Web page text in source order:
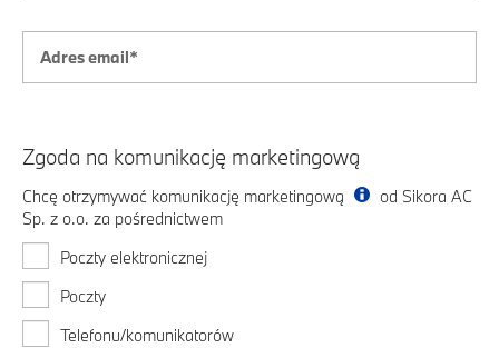
Zgoda na komunikację marketingową
Chcę otrzymywać komunikację marketingową
od Sikora AC
Sp. z o.o. za pośrednictwem
Poczty elektronicznej
Poczty
Telefonu/komunikatorów